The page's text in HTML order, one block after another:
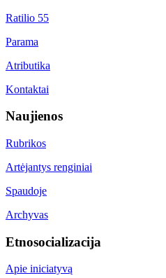
Ratilio 55
Parama
Atributika
Kontaktai
Naujienos
Rubrikos
Artėjantys renginiai
Spaudoje
Archyvas
Etnosocializacija
Apie iniciatyvą